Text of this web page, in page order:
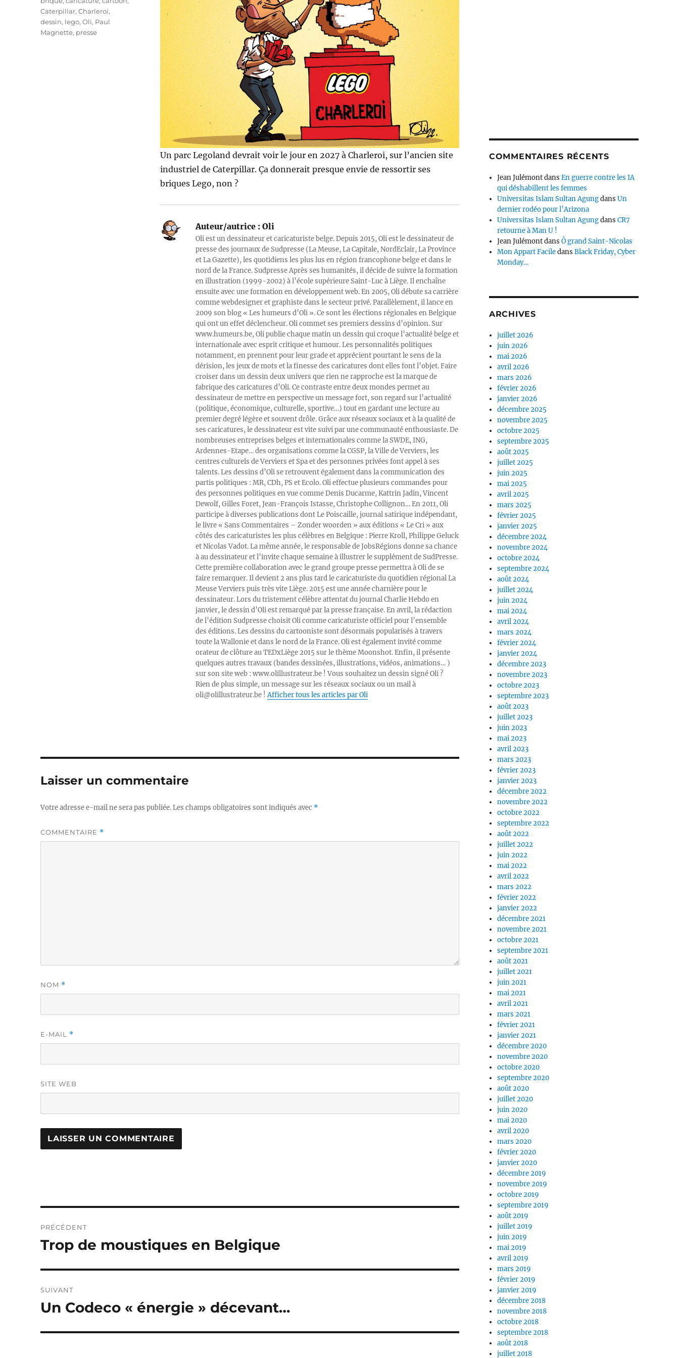
Un parc Legoland devrait voir le jour en 2027 à Charleroi, sur l’ancien site
industriel de Caterpillar. Ça donnerait presque envie de ressortir ses
briques Lego, non ?
Auteur/autrice :Oli
Oli est un dessinateur et caricaturiste belge. Depuis 2015, Oli est le dessinateur de
presse des journaux de Sudpresse (La Meuse, La Capitale, NordEclair, La Province
et La Gazette), les quotidiens les plus lus en région francophone belge et dans le
nord de la France. Sudpresse Après ses humanités, il décide de suivre la formation
en illustration (1999-2002) à l’école supérieure Saint-Luc à Liège. Il enchaîne
ensuite avec une formation en développement web. En 2005, Oli débute sa carrière
comme webdesigner et graphiste dans le secteur privé. Parallèlement, il lance en
2009 son blog « Les humeurs d’Oli ». Ce sont les élections régionales en Belgique
qui ont un effet déclencheur. Oli commet ses premiers dessins d’opinion. Sur
www.humeurs.be, Oli publie chaque matin un dessin qui croque l’actualité belge et
internationale avec esprit critique et humour. Les personnalités politiques
notamment, en prennent pour leur grade et apprécient pourtant le sens de la
dérision, les jeux de mots et la finesse des caricatures dont elles font l’objet. Faire
croiser dans un dessin deux univers que rien ne rapproche est la marque de
fabrique des caricatures d’Oli. Ce contraste entre deux mondes permet au
dessinateur de mettre en perspective un message fort, son regard sur l’actualité
(politique, économique, culturelle, sportive…) tout en gardant une lecture au
premier degré légère et souvent drôle. Grâce aux réseaux sociaux et à la qualité de
ses caricatures, le dessinateur est vite suivi par une communauté enthousiaste. De
nombreuses entreprises belges et internationales comme la SWDE, ING,
Ardennes-Etape… des organisations comme la CGSP, la Ville de Verviers, les
centres culturels de Verviers et Spa et des personnes privées font appel à ses
talents. Les dessins d’Oli se retrouvent également dans la communication des
partis politiques : MR, CDh, PS et Ecolo. Oli effectue plusieurs commandes pour
des personnes politiques en vue comme Denis Ducarme, Kattrin Jadin, Vincent
Dewolf, Gilles Foret, Jean-François Istasse, Christophe Collignon… En 2011, Oli
participe à diverses publications dont Le Poiscaille, journal satirique indépendant,
le livre « Sans Commentaires – Zonder woorden » aux éditions « Le Cri » aux
côtés des caricaturistes les plus célèbres en Belgique : Pierre Kroll, Philippe Geluck
et Nicolas Vadot. La même année, le responsable de JobsRégions donne sa chance
à au dessinateur et l’invite chaque semaine à illustrer le supplément de SudPresse.
Cette première collaboration avec le grand groupe presse permettra à Oli de se
faire remarquer. Il devient 2 ans plus tard le caricaturiste du quotidien régional La
Meuse Verviers puis très vite Liège. 2015 est une année charnière pour le
dessinateur. Lors du tristement célèbre attentat du journal Charlie Hebdo en
janvier, le dessin d’Oli est remarqué par la presse française. En avril, la rédaction
de l’édition Sudpresse choisit Oli comme caricaturiste officiel pour l’ensemble
des éditions. Les dessins du cartooniste sont désormais popularisés à travers
toute la Wallonie et dans le nord de la France. Oli est également invité comme
orateur de clôture au TEDxLiège 2015 sur le thème Moonshot. Enfin, il présente
quelques autres travaux (bandes dessinées, illustrations, vidéos, animations… )
sur son site web : www.olillustrateur.be ! Vous souhaitez un dessin signé Oli ?
Rien de plus simple, un message sur les réseaux sociaux ou un mail à
oli@olillustrateur.be !Afficher tous les articles par Oli
Caterpillar,Charleroi,
dessin, lego,Oli, Paul
Magnette, presse
Laisser un commentaire
Votre adresse e-mail ne sera pas publiée.Les champs obligatoires sont indiqués avec *
COMMENTAIRE *
NOM *
E-MAIL *
SITE WEB
de
PRÉCÉDENT
Publication
Trop de moustiques en Belgique
SUIVANT
Publication
Un Codeco « énergie » décevant…
COMMENTAIRES RÉCENTS
Jean JulémontdansEn guerre contre les IA
qui déshabillent les femmes
Universitas Islam Sultan AgungdansUn
dernier rodéo pour l’Arizona
Universitas Islam Sultan AgungdansCR7
retourne à Man U !
Jean JulémontdansÔ grand Saint-Nicolas
Mon Appart FaciledansBlack Friday, Cyber
Monday…
ARCHIVES
juillet 2026
juin 2026
mai 2026
avril 2026
mars 2026
février 2026
janvier 2026
décembre 2025
novembre 2025
octobre 2025
septembre 2025
août 2025
juillet 2025
juin 2025
mai 2025
avril 2025
mars 2025
février 2025
janvier 2025
décembre 2024
novembre 2024
octobre 2024
septembre 2024
août 2024
juillet 2024
juin 2024
mai 2024
avril 2024
mars 2024
février 2024
janvier 2024
décembre 2023
novembre 2023
octobre 2023
septembre 2023
août 2023
juillet 2023
juin 2023
mai 2023
avril 2023
mars 2023
février 2023
janvier 2023
décembre 2022
novembre 2022
octobre 2022
septembre 2022
août 2022
juillet 2022
juin 2022
mai 2022
avril 2022
mars 2022
février 2022
janvier 2022
décembre 2021
novembre 2021
octobre 2021
septembre 2021
août 2021
juillet 2021
juin 2021
mai 2021
avril 2021
mars 2021
février 2021
janvier 2021
décembre 2020
novembre 2020
octobre 2020
septembre 2020
août 2020
juillet 2020
juin 2020
mai 2020
avril 2020
mars 2020
février 2020
janvier 2020
décembre 2019
novembre 2019
octobre 2019
septembre 2019
août 2019
juillet 2019
juin 2019
mai 2019
avril 2019
mars 2019
février 2019
janvier 2019
décembre 2018
novembre 2018
octobre 2018
septembre 2018
août 2018
juillet 2018